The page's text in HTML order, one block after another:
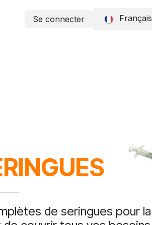
Se connecter
Français
de seringues pour la